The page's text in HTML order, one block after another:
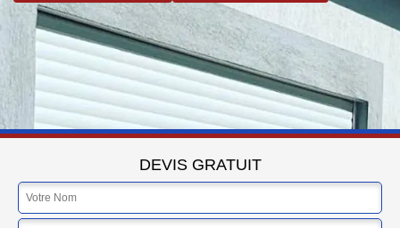
DEVIS GRATUIT